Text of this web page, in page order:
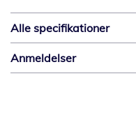
Alle specifikationer
Anmeldelser